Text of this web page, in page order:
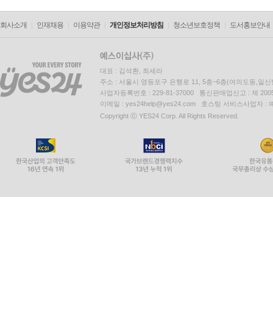
회사소개 인재채용 이용약관 개인정보처리방침 청소년보호정책 도서홍보안내
대표 : 김석환, 최세라
주소 : 서울시 영등포구 은행로 11, 5층~6층(여의도동,일신
사업자등록번호 : 229-81-37000 통신판매업신고 : 제
이메일 : yes24help@yes24.com 호스팅 서비스사업자 :
Copyright ⓒ YES24 Corp. All Rights Reserved.